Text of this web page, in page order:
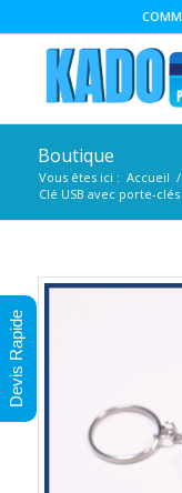
Boutique
Vous êtes ici : Accueil /
Clé USB avec porte-clés
Devis Rapide